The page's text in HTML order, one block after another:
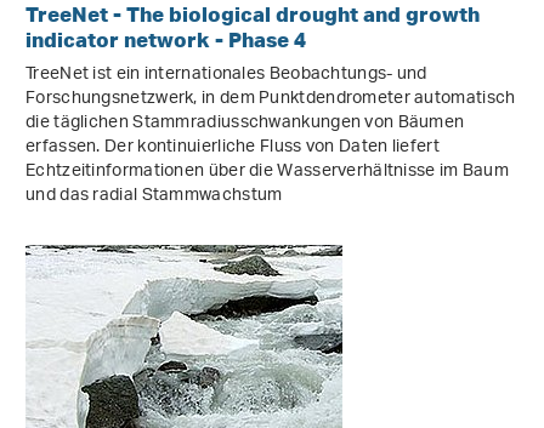
TreeNet - The biological drought and growth
indicator network - Phase 4
TreeNet ist ein internationales Beobachtungs- und
Forschungsnetzwerk, in dem Punktdendrometer automatisch
die täglichen Stammradiusschwankungen von Bäumen
erfassen. Der kontinuierliche Fluss von Daten liefert
Echtzeitinformationen über die Wasserverhältnisse im Baum
und das radial Stammwachstum